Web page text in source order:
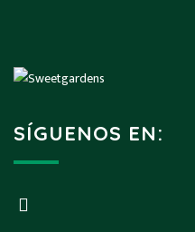
SÍGUENOS EN: